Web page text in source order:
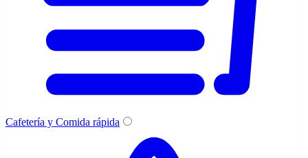
Cafetería y Comida rápida